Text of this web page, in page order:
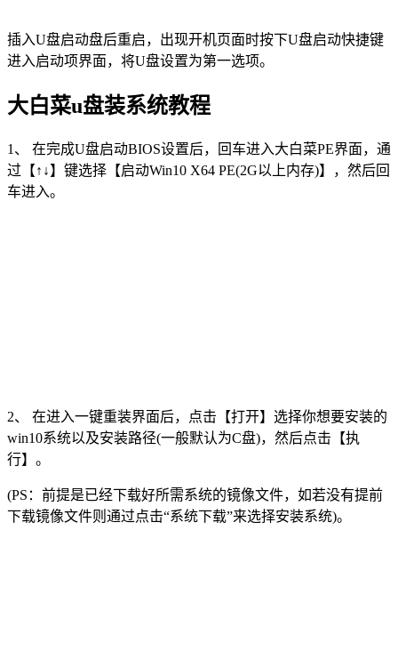
插入U盘启动盘后重启，出现开机页面时按下U盘启动快捷键
进入启动项界面，将U盘设置为第一选项。
大白菜u盘装系统教程
1、 在完成U盘启动BIOS设置后，回车进入大白菜PE界面，通
过【↑↓】键选择【启动Win10 X64 PE(2G以上内存)】，然后回
车进入。
2、 在进入一键重装界面后，点击【打开】选择你想要安装的
win10系统以及安装路径(一般默认为C盘)，然后点击【执
行】。
(PS：前提是已经下载好所需系统的镜像文件，如若没有提前
下载镜像文件则通过点击“系统下载”来选择安装系统)。